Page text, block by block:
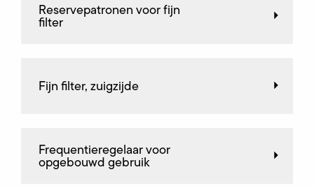
Reservepatronen voor fijn
filter
Fijn filter, zuigzijde
Frequentieregelaar voor
opgebouwd gebruik